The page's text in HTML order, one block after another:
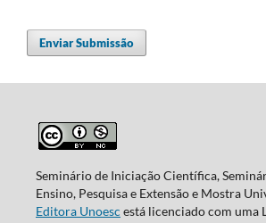
Enviar Submissão
Seminário de Iniciação Científica,
Ensino, Pesquisa e Extensão e Mostra
Editora Unoesc está licenciado com uma